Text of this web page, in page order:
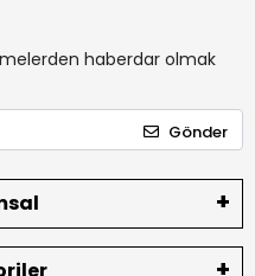
haberdar olmak
Gönder